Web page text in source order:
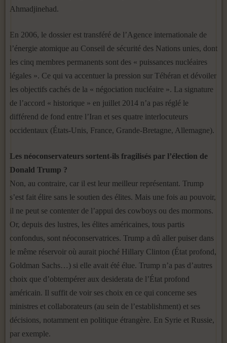
Ahmadjinehad.
En 2006, le dossier est transféré de l’Agence internationale de
l’énergie atomique au Conseil de sécurité des Nations unies, dont
les cinq membres permanents sont des « puissances nucléaires
légales ». Ce qui va accentuer la pression sur Téhéran et dévoiler
les objectifs cachés de la « négociation nucléaire ». La signature
de l’accord « historique » en juillet 2014 n’a pas réglé le
différend de fond entre l’Iran et ses quatre interlocuteurs
occidentaux (États-Unis, France, Grande-Bretagne, Allemagne).
Les néoconservateurs sortent-ils fragilisés par l’élection de
Donald Trump ?
Non, au contraire, car il est leur meilleur représentant. Trump
s’est fait élire sans le soutien des élites. Mais une fois au pouvoir,
il ne peut se contenter de l’appui des cowboys ou des mormons.
Or, depuis des lustres, les élites américaines, tous partis
confondus, sont néoconservatrices. Trump a dû aller puiser dans
le même réservoir où aurait pioché Hillary Clinton (État profond,
Goldman Sachs…) si elle avait été élue. Trump n’a pas d’autres
choix que d’obtempérer aux desiderata de l’État profond
américain. Il suffit de voir ses choix en ce qui concerne ses
ministres et collaborateurs (au sein de l’establishment) et ses
décisions, notamment en politique étrangère. En Syrie et Russie,
par exemple.